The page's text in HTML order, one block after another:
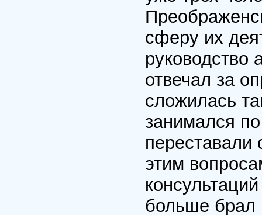
сферу их
руководство
отвечал за
сложилась
занимался
этим
больше брал